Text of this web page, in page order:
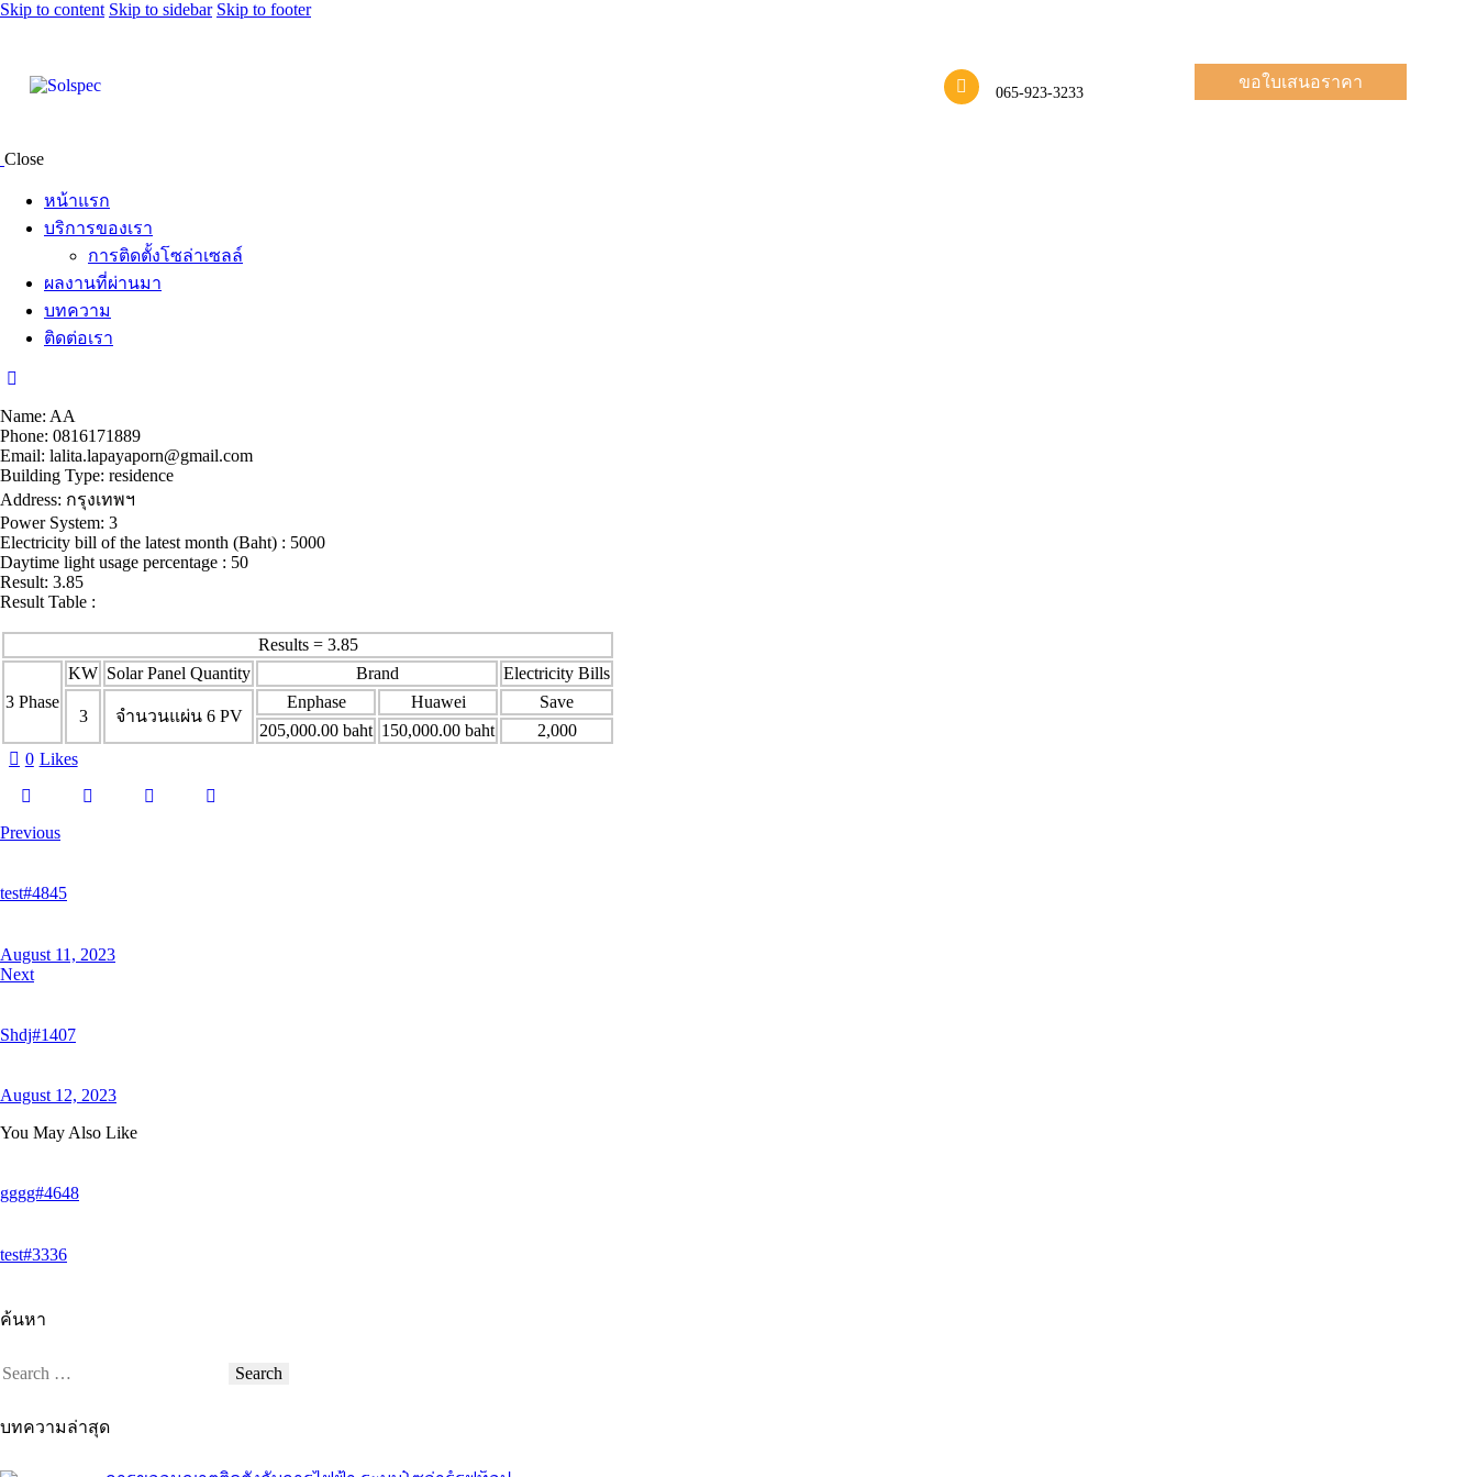
Skip to content Skip to sidebar Skip to footer
065-923-3233
ขอใบเสนอราคา
Close
หน้าแรก
บริการของเรา
การติดตั้งโซล่าเซลล์
ผลงานที่ผ่านมา
บทความ
ติดต่อเรา
Name: AA
Phone: 0816171889
Email: lalita.lapayaporn@gmail.com
Building Type: residence
Address: กรุงเทพฯ
Power System: 3
Electricity bill of the latest month (Baht) : 5000
Daytime light usage percentage : 50
Result: 3.85
Result Table :
Results = 3.85
3 Phase
KW Solar Panel Quantity Brand Electricity Bills
3 จำนวนแผ่น 6 PV
Enphase Huawei
Save
205,000.00 baht 150,000.00 baht
2,000
0 Likes
Previous
test#4845
August 11, 2023
Next
Shdj#1407
August 12, 2023
You May Also Like
gggg#4648
test#3336
ค้นหา
บทความล่าสุด